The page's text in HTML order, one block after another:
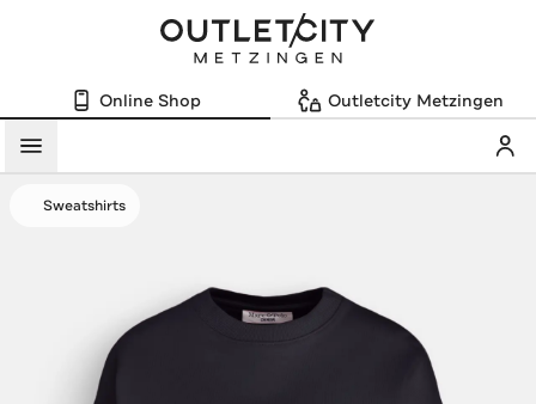
Online Shop Outletcity Metzingen
Menü
Sweatshirts